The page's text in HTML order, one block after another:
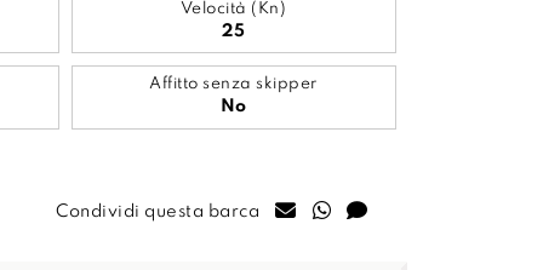
Velocità (Kn)
25
Affitto senza skipper
No
Condividi questa barca